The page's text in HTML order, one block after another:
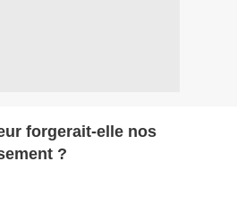
forgerait-elle nos
?